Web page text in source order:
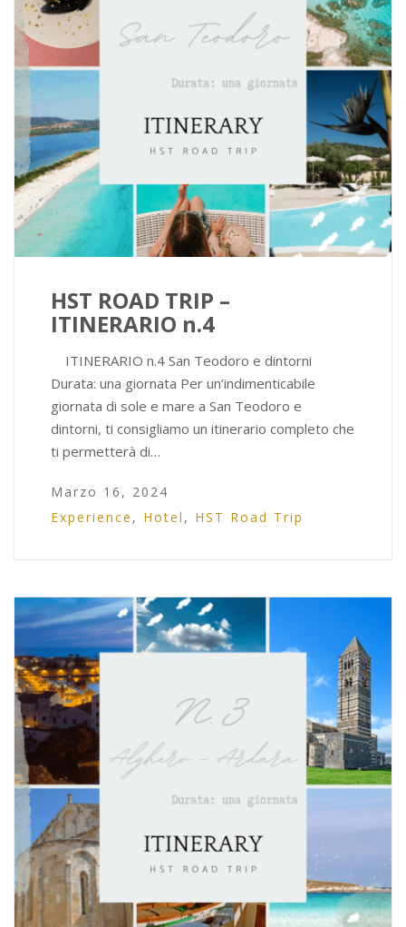
HST ROAD TRIP –
ITINERARIO n.4
ITINERARIO n.4 San Teodoro e dintorni
Durata: una giornata Per un’indimenticabile
giornata di sole e mare a San Teodoro e
dintorni, ti consigliamo un itinerario completo che
ti permetterà di…
Marzo 16, 2024
Experience , Hotel , HST Road Trip